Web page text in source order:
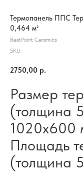
Термопанель ППС
0,464 м²
BestPoint Ceramics
SKU:
2750,00 р.
Размер
(толщина
1020x600
Площадь
(толщина